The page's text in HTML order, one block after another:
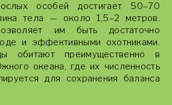
особей достигает 50–70
тела — около 1,5–2 метров.
им быть достаточно
и эффективными охотниками.
обитают преимущественно в
океана, где их численность
для сохранения баланса